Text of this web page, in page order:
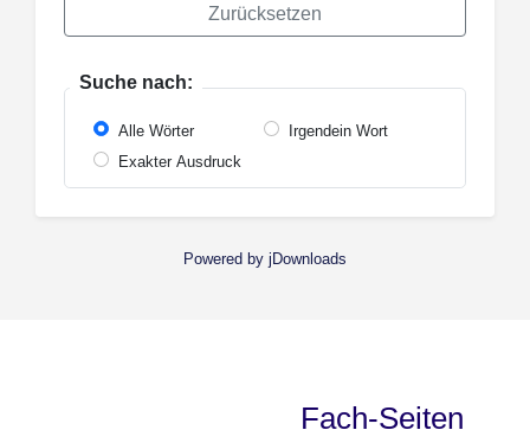
Zurücksetzen
Suche nach:
Alle Wörter
Irgendein Wort
Exakter Ausdruck
Powered by jDownloads
Fach-Seiten